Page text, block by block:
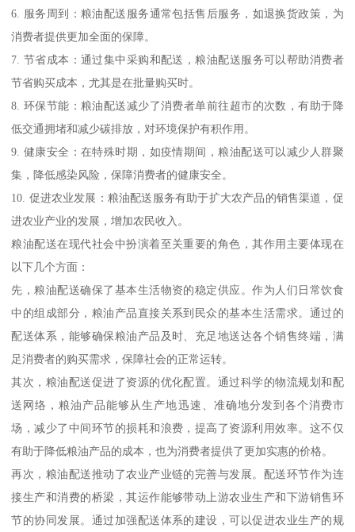
6. 服务周到：粮油配送服务通常包括售后服务，如退换货政策，为
消费者提供更加全面的保障。
7. 节省成本：通过集中采购和配送，粮油配送服务可以帮助消费者
节省购买成本，尤其是在批量购买时。
8. 环保节能：粮油配送减少了消费者单前往超市的次数，有助于降
低交通拥堵和减少碳排放，对环境保护有积作用。
9. 健康安全：在特殊时期，如疫情期间，粮油配送可以减少人群聚
集，降低感染风险，保障消费者的健康安全。
10. 促进农业发展：粮油配送服务有助于扩大农产品的销售渠道，促
进农业产业的发展，增加农民收入。
粮油配送在现代社会中扮演着至关重要的角色，其作用主要体现在
以下几个方面：
先，粮油配送确保了基本生活物资的稳定供应。作为人们日常饮食
中的组成部分，粮油产品直接关系到民众的基本生活需求。通过的
配送体系，能够确保粮油产品及时、充足地送达各个销售终端，满
足消费者的购买需求，保障社会的正常运转。
其次，粮油配送促进了资源的优化配置。通过科学的物流规划和配
送网络，粮油产品能够从生产地迅速、准确地分发到各个消费市
场，减少了中间环节的损耗和浪费，提高了资源利用效率。这不仅
有助于降低粮油产品的成本，也为消费者提供了更加实惠的价格。
再次，粮油配送推动了农业产业链的完善与发展。配送环节作为连
接生产和消费的桥梁，其运作能够带动上游农业生产和下游销售环
节的协同发展。通过加强配送体系的建设，可以促进农业生产的规